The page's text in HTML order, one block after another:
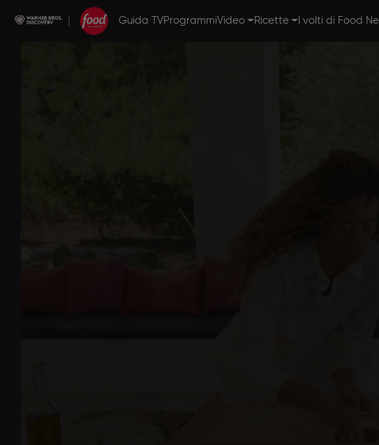
Guida TVProgrammiVideo Ricette I volti di Food